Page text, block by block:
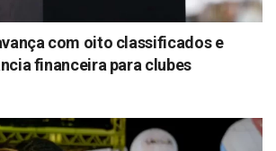
com oito classificados e
financeira para clubes